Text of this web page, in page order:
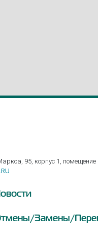
95, корпус 1, помещение
Замены/